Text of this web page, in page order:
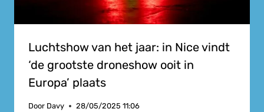
Luchtshow van het jaar: in Nice vindt
‘de grootste droneshow ooit in
Europa’ plaats
Door Davy 28/05/2025 11:06